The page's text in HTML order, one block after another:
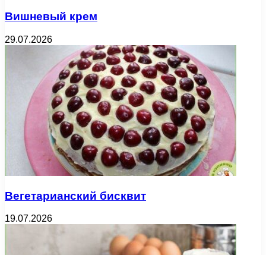
Вишневый крем
29.07.2026
Вегетарианский бисквит
19.07.2026